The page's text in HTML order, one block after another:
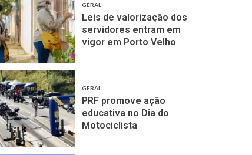
GERAL
Leis de valorização dos
servidores entram em
vigor em Porto Velho
GERAL
PRF promove ação
educativa no Dia do
Motociclista